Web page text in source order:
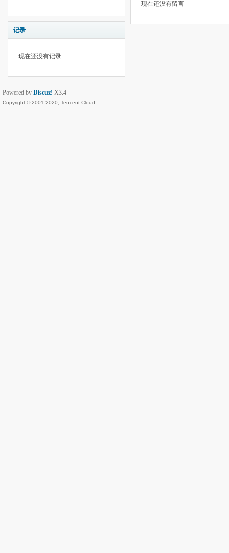
记录
现在还没有记录
现在还没有留言
Powered by Discuz! X3.4
Copyright © 2001-2020, Tencent Cloud.